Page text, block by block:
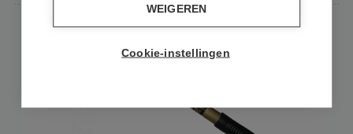
WEIGEREN
Cookie-instellingen